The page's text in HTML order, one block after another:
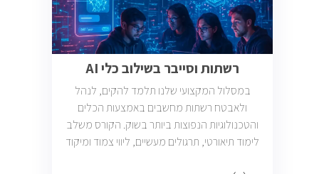
רשתות וסייבר בשילוב כלי AI
במסלול המקצועי שלנו תלמד להקים, לנהל
ולאבטח רשתות מחשבים באמצעות הכלים
והטכנולוגיות הנפוצות ביותר בשוק. הקורס משלב
לימוד תיאורטי, תרגולים מעשיים, ליווי צמוד ומיקוד